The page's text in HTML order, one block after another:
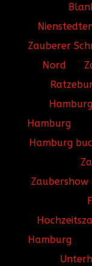
Zauberer
Nord
Hamburg
Hamburg
Zaubershow
Hamburg